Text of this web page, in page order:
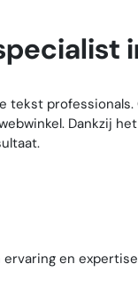
Dankzij
en